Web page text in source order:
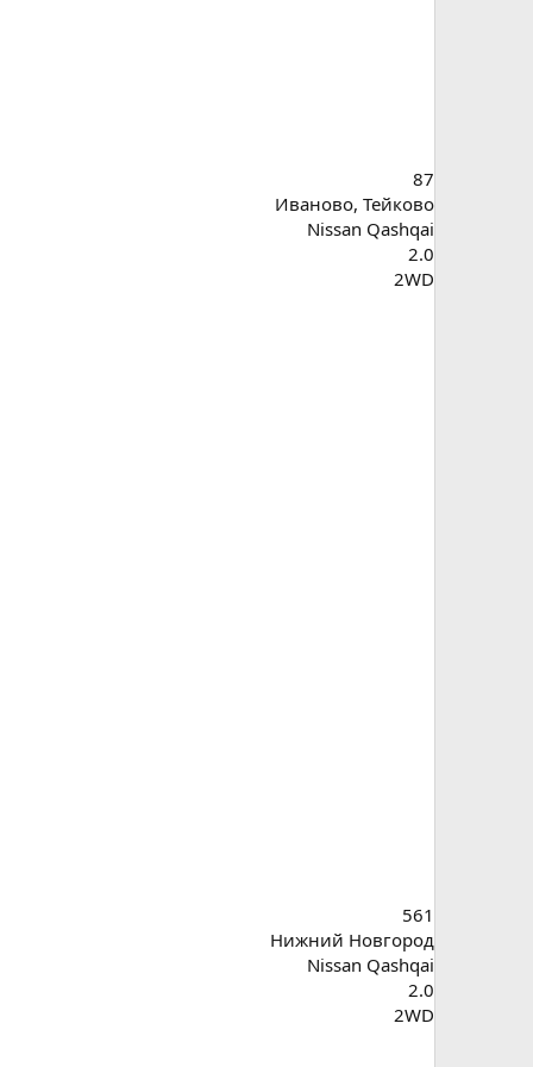
87
Иваново, Тейково
Nissan Qashqai
2.0
2WD
561
Нижний Новгород
Nissan Qashqai
2.0
2WD